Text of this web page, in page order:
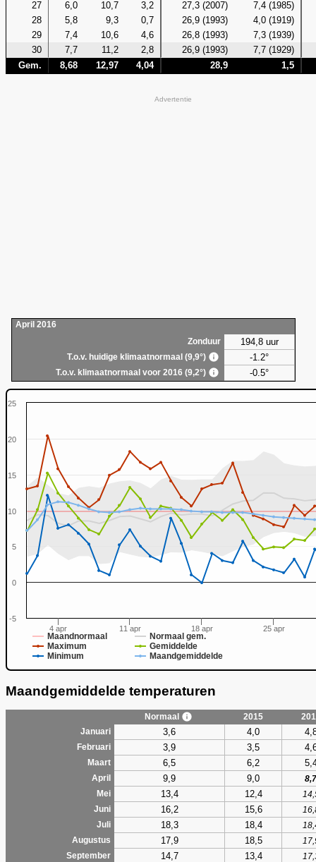
27
6,0 10,7 3,2 27,3 (2007)
7,4 (1985)
28
5,8 9,3 0,7 26,9 (1993)
4,0 (1919)
29
7,4 10,6 4,6 26,8 (1993)
7,3 (1939)
30
7,7 11,2 2,8 26,9 (1993)
7,7 (1929)
Gem.
8,68 12,97 4,04 28,9 1,5
Advertentie
April 2016
Zonduur
194,8 uur
T.o.v. huidige klimaatnormaal (9,9°) -1.2°
T.o.v. klimaatnormaal voor 2016 (9,2°) -0.5°
Maandnormaal
Normaal gem.
Maximum
Gemiddelde
Minimum
Maandgemiddelde
4 apr 11 apr 18 apr 25 apr
-5
0
5
10
15
20
25
Maandgemiddelde temperaturen
Normaal 2015
Januari
3,6 4,0
Februari 3,9 3,5
Maart 6,5 6,2
April 9,9 9,0
8,7
Mei
13,4 12,4
Juni
16,2 15,6
Juli
18,3 18,4
Augustus
17,9 18,5
September
14,7 13,4